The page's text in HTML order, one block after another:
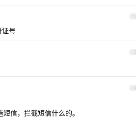
12
号
13
14
信，拦截短信什么的。